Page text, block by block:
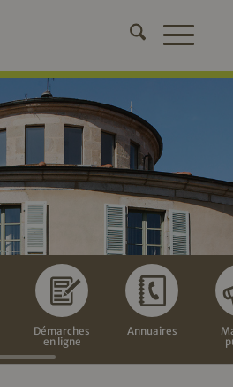
Démarches
en ligne
Annuaires